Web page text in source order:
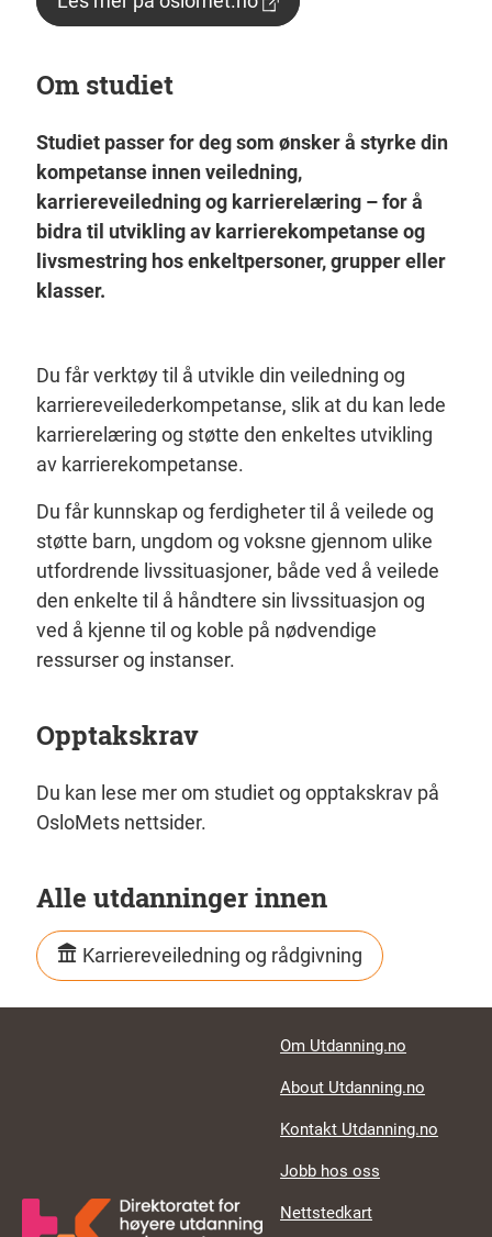
Om studiet
Studiet passer for deg som ønsker å styrke din
kompetanse innen veiledning,
karriereveiledning og karrierelæring – for å
bidra til utvikling av karrierekompetanse og
livsmestring hos enkeltpersoner, grupper eller
klasser.
Du får verktøy til å utvikle din veiledning og
karriereveilederkompetanse, slik at du kan lede
karrierelæring og støtte den enkeltes utvikling
av karrierekompetanse.
Du får kunnskap og ferdigheter til å veilede og
støtte barn, ungdom og voksne gjennom ulike
utfordrende livssituasjoner, både ved å veilede
den enkelte til å håndtere sin livssituasjon og
ved å kjenne til og koble på nødvendige
ressurser og instanser.
Opptakskrav
Du kan lese mer om studiet og opptakskrav på
OsloMets nettsider.
Alle utdanninger innen
Karriereveiledning og rådgivning
Footer links
Om Utdanning.no
About Utdanning.no
Kontakt Utdanning.no
Jobb hos oss
Nettstedkart